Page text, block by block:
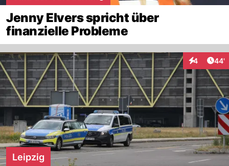
Jenny Elvers spricht über
finanzielle Probleme
4 44'
Leipzig